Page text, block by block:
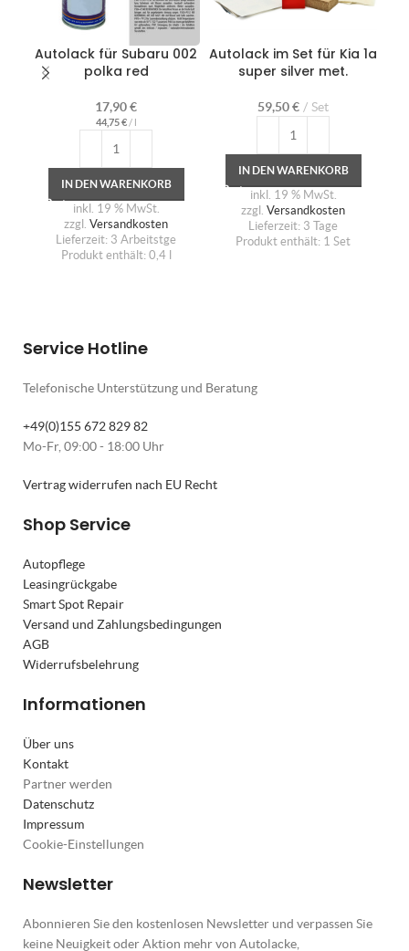
Autolack für Subaru 002
polka red
17,90€
44,75€/
IN DEN WARENKORB
inkl. 19 % MwSt.
zzgl. Versandkosten
Lieferzeit: 3 Arbeitstge
Produkt enthält: 0,4
Autolack im Set für Kia 1a
super silver met.
59,50€ Set
IN DEN WARENKORB
inkl. 19 % MwSt.
zzgl. Versandkosten
Lieferzeit: 3 Tage
Produkt enthält: 1 Set
Service Hotline
Telefonische Unterstützung und Beratung
+49(0)155 672 829 82
Mo-Fr, 09:00 - 18:00 Uhr
Vertrag widerrufen nach EU Recht
Shop Service
Autopflege
Leasingrückgabe
Smart Spot Repair
Versand und Zahlungsbedingungen
AGB
Widerrufsbelehrung
Informationen
Über uns
Kontakt
Partner werden
Datenschutz
Impressum
Cookie-Einstellungen
Newsletter
Abonnieren Sie den kostenlosen Newsletter und verpassen Sie
keine Neuigkeit oder Aktion mehr von Autolacke,